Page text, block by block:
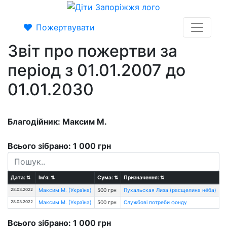
Пожертвувати
Звіт про пожертви за
період з 01.01.2007 до
01.01.2030
Благодійник: Максим М.
Всього зібрано: 1 000 грн
Дата:⇅ Ім'я:⇅ Сума:⇅ Призначення:⇅
28.03.2022 Максим М. (Україна) 500 грн Пухальская Лиза (расщелина нёба)
28.03.2022 Максим М. (Україна) 500 грн Службові потреби фонду
Всього зібрано: 1 000 грн